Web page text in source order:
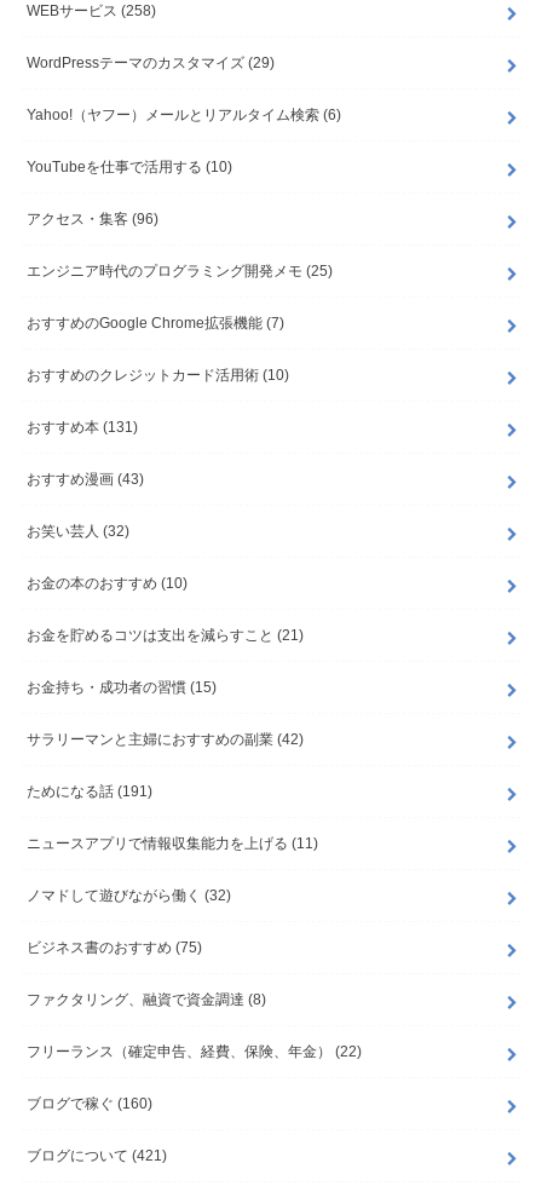
WEBサービス (258)
WordPressテーマのカスタマイズ (29)
Yahoo!（ヤフー）メールとリアルタイム検索 (6)
YouTubeを仕事で活用する (10)
アクセス・集客 (96)
エンジニア時代のプログラミング開発メモ (25)
おすすめのGoogle Chrome拡張機能 (7)
おすすめのクレジットカード活用術 (10)
おすすめ本 (131)
おすすめ漫画 (43)
お笑い芸人 (32)
お金の本のおすすめ (10)
お金を貯めるコツは支出を減らすこと (21)
お金持ち・成功者の習慣 (15)
サラリーマンと主婦におすすめの副業 (42)
ためになる話 (191)
ニュースアプリで情報収集能力を上げる (11)
ノマドして遊びながら働く (32)
ビジネス書のおすすめ (75)
ファクタリング、融資で資金調達 (8)
フリーランス（確定申告、経費、保険、年金） (22)
ブログで稼ぐ (160)
ブログについて (421)